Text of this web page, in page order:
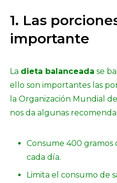
1. Las
importante
La dieta balanceada se
ello son importantes las
la Organización Mundial
nos da algunas
Consume 400 gramos
cada día.
Limita el consumo de